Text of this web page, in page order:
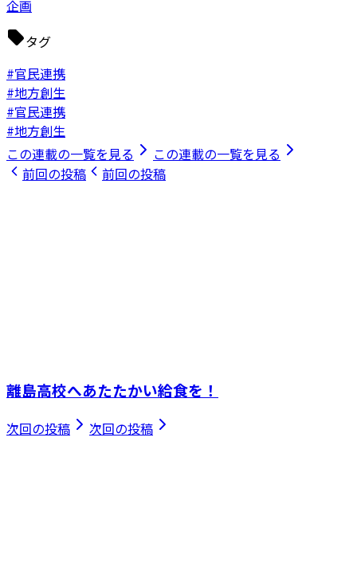
企画
タグ
#官民連携
#地方創生
#官民連携
#地方創生
この連載の一覧を見る
この連載の一覧を見る
前回の投稿
前回の投稿
離島高校へあたたかい給食を！
次回の投稿 次回の投稿